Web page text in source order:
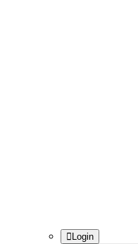
Login